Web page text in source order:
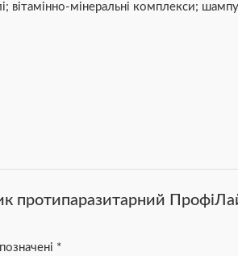
вітамінно-мінеральні комплекси;
протипаразитарний
*